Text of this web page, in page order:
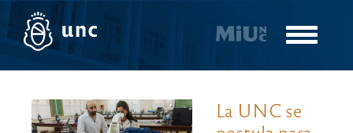
Pasar
contenido
Toggle
La UNC se